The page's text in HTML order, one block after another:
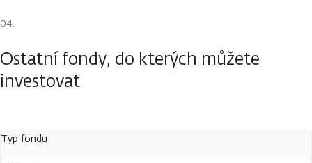
Ostatní fondy, do kterých můžete
investovat
Typ fondu